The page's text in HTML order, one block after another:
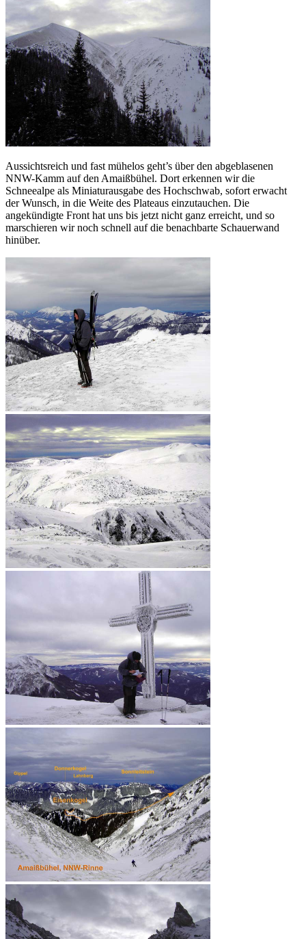
Aussichtsreich und fast mühelos geht’s über den abgeblasenen
NNW-Kamm auf den Amaißbühel. Dort erkennen wir die
Schneealpe als Miniaturausgabe des Hochschwab, sofort erwacht
der Wunsch, in die Weite des Plateaus einzutauchen. Die
angekündigte Front hat uns bis jetzt nicht ganz erreicht, und so
marschieren wir noch schnell auf die benachbarte Schauerwand
hinüber.